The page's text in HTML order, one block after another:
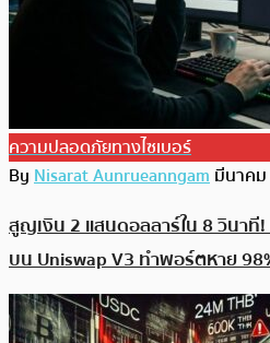
ความปลอดภัยทางไซเบอร์
ByNisarat Aunrueanngamมีนาค
สูญเงิน 2 แสนดอลลาร์ใน 8 วินาที!
บน Uniswap V3 ทำพอร์ตหาย